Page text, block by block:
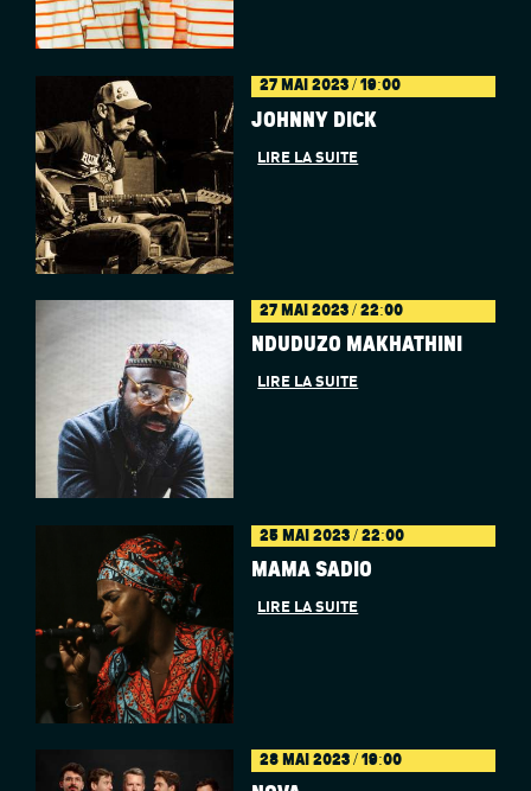
27 MAI 2023 / 19:00
JOHNNY DICK
LIRE LA SUITE
27 MAI 2023 / 22:00
NDUDUZO MAKHATHINI
LIRE LA SUITE
25 MAI 2023 / 22:00
MAMA SADIO
LIRE LA SUITE
28 MAI 2023 / 19:00